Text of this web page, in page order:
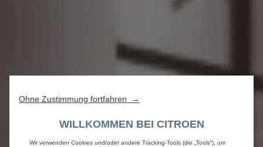
Ohne Zustimmung fortfahren →
WILLKOMMEN BEI CITROEN
Wir verwenden Cookies und/oder andere Tracking-Tools (die „Tools“), um